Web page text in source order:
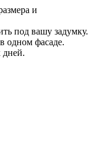
и
под вашу задумку.
одном фасаде.
дней.